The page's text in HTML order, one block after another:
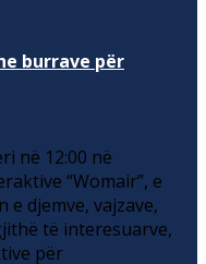
burrave për
në 12:00 në
“Womair”, e
djemve, vajzave,
të interesuarve,
për